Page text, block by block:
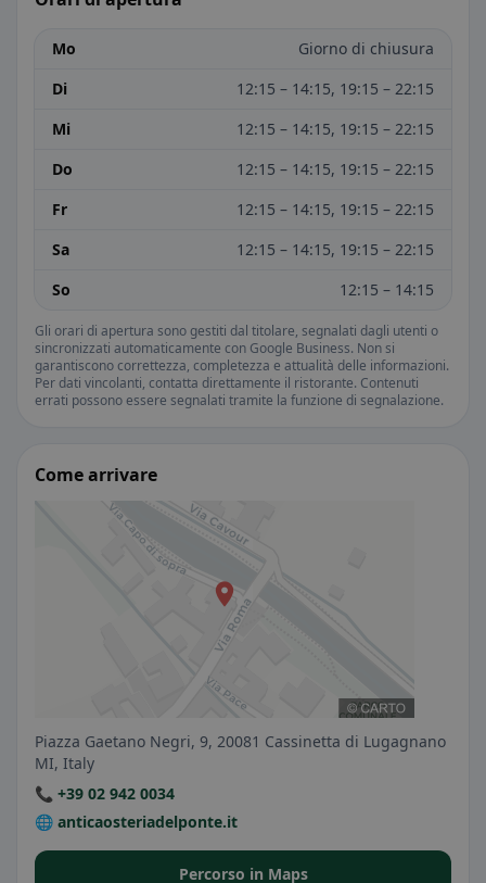
Mo
Giorno di chiusura
Di
12:15 – 14:15, 19:15 – 22:15
Mi
12:15 – 14:15, 19:15 – 22:15
Do
12:15 – 14:15, 19:15 – 22:15
Fr
12:15 – 14:15, 19:15 – 22:15
Sa
12:15 – 14:15, 19:15 – 22:15
So
12:15 – 14:15
Gli orari di apertura sono gestiti dal titolare, segnalati dagli utenti o
sincronizzati automaticamente con Google Business. Non si
garantiscono correttezza, completezza e attualità delle informazioni.
Per dati vincolanti, contatta direttamente il ristorante. Contenuti
errati possono essere segnalati tramite la funzione di segnalazione.
Come arrivare
Piazza Gaetano Negri, 9, 20081 Cassinetta di Lugagnano
MI, Italy
📞 +39 02 942 0034
🌐 anticaosteriadelponte.it
Percorso in Maps